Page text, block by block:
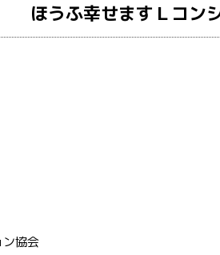
ほうふ幸せますＬコン
協会